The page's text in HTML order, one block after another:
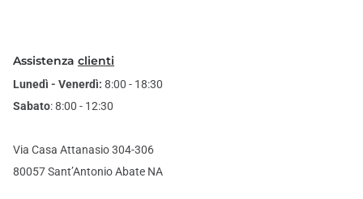
Assistenza clienti
Lunedì - Venerdì: 8:00 - 18:30
Sabato: 8:00 - 12:30
Via Casa Attanasio 304-306
80057 Sant’Antonio Abate NA